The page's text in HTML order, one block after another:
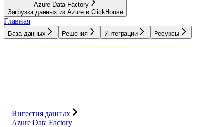
Azure Data Factory
Загрузка данных из Azure в ClickHouse
Главная
База данных Решения Интеграции Ресурсы
Ингестия данных
Azure Data Factory